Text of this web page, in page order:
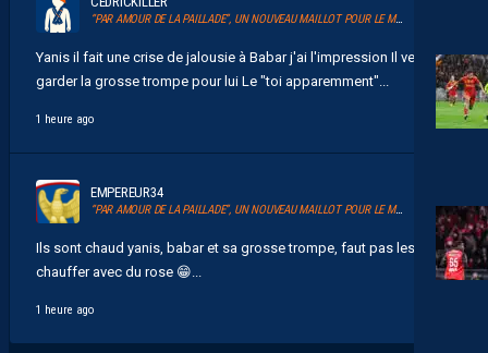
“PAR AMOUR DE LA PAILLADE”, UN NOUVEAU MAILLOT POUR LE MHSC
Yanis il fait une crise de jalousie à Babar j'ai l'impression Il veut
garder la grosse trompe pour lui Le "toi apparemment"...
1 heure ago
EMPEREUR34
“PAR AMOUR DE LA PAILLADE”, UN NOUVEAU MAILLOT POUR LE MHSC
Ils sont chaud yanis, babar et sa grosse trompe, faut pas les
chauffer avec du rose 😁...
1 heure ago